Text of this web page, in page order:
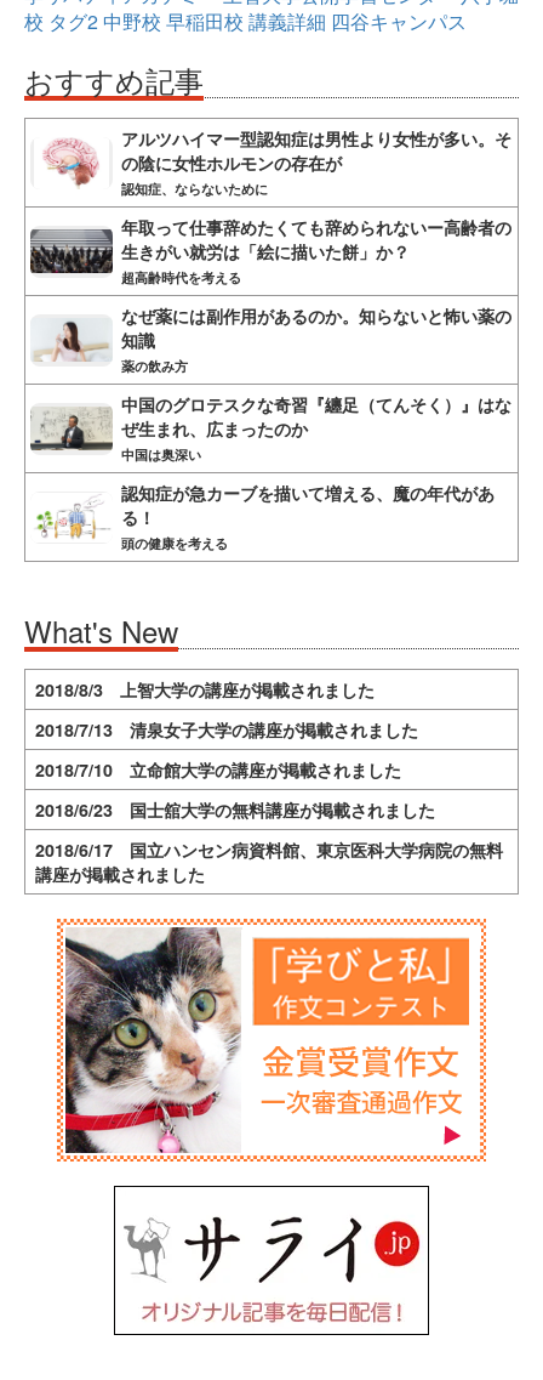
校 タグ2 中野校 早稲田校 講義詳細 四谷キャンパス
おすすめ記事
アルツハイマー型認知症は男性より女性が多い。そ
の陰に女性ホルモンの存在が
認知症、ならないために
年取って仕事辞めたくても辞められないー高齢者の
生きがい就労は「絵に描いた餅」か？
超高齢時代を考える
なぜ薬には副作用があるのか。知らないと怖い薬の
知識
薬の飲み方
中国のグロテスクな奇習『纏足（てんそく）』はな
ぜ生まれ、広まったのか
中国は奥深い
認知症が急カーブを描いて増える、魔の年代があ
る！
頭の健康を考える
What's New
2018/8/3 上智大学の講座が掲載されました
2018/7/13 清泉女子大学の講座が掲載されました
2018/7/10 立命館大学の講座が掲載されました
2018/6/23 国士舘大学の無料講座が掲載されました
2018/6/17 国立ハンセン病資料館、東京医科大学病院の無料
講座が掲載されました